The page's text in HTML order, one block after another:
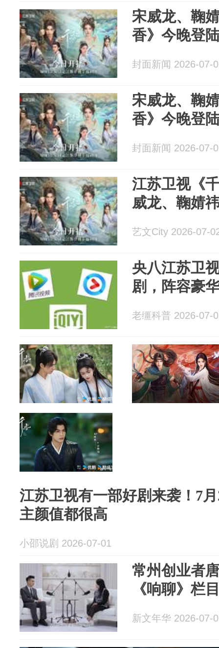
宋威龙、鞠
香》今晚登
封面新闻 2026-07-
宋威龙、鞠
香》今晚登
封面新闻 2026-07-
江苏卫视《
威龙、鞠婧
艺文City 2026-07-
央八江苏卫
剧，阵容豪
老缰科普 2026-07-
江苏卫视有一部好剧来袭！7
主颜值都很高
小邵说剧 2026-07-01
常州创业者
《响聊》栏
新文年华 2026-07-